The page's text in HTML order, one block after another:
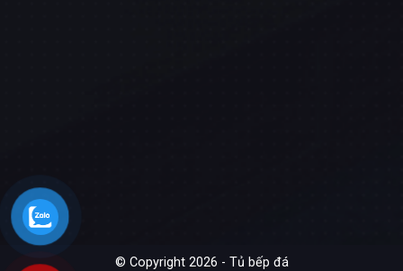
© Copyright 2026 - Tủ bếp đá